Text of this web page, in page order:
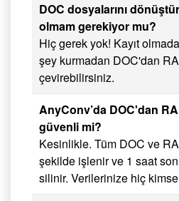
DOC dosyalarını
olmam gerekiyor mu?
Hiç gerek yok! Kayıt
şey kurmadan DOC'dan
çevirebilirsiniz.
AnyConv’da DOC'dan
güvenli mi?
Kesinlikle. Tüm DOC ve
şekilde işlenir ve 1 saat
silinir. Verilerinize hiç